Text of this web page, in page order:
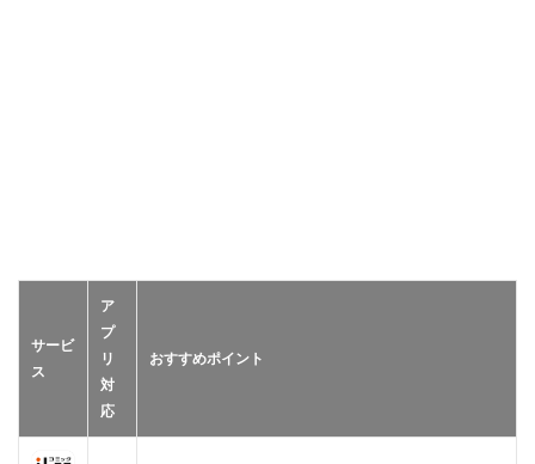
サービ
ス
ア
プ
リ
対
応
おすすめポイント